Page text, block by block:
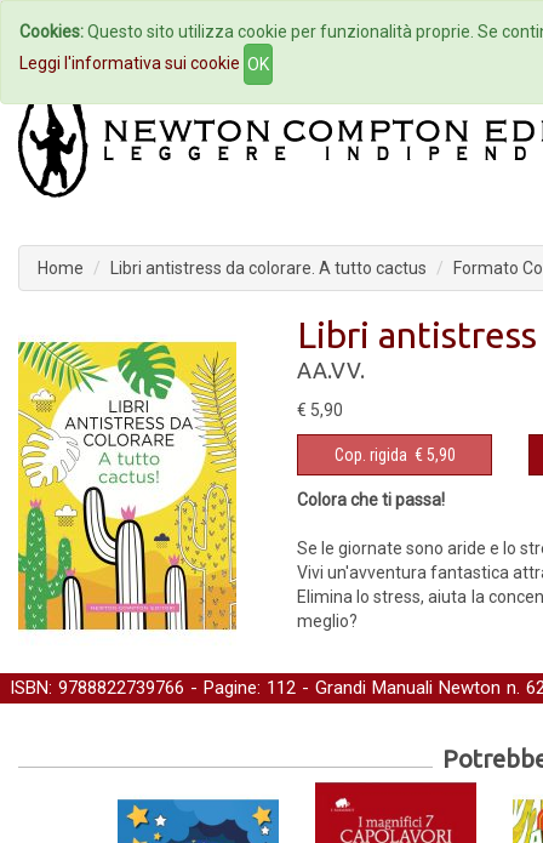
Home Autori Eventi
Home Libri antistress da colorare. A tutto cactus Formato
Libri
AA.VV.
€ 5,90
Cop. rigida € 5,90
Colora che ti passa!
Se le giornate sono aride e lo
Vivi un'avventura fantastica
Elimina lo stress, aiuta la
meglio?
ISBN: 9788822739766 - Pagine: 112 - Grandi Manuali Newton n.
Cookies:Questo sito utilizza cookie per funzionalità proprie. Se
Leggi l'informativa sui cookie OK